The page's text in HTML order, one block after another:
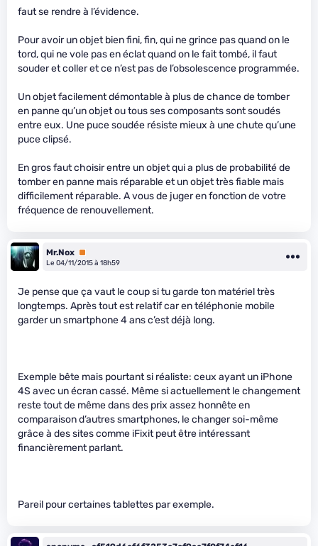
faut se rendre à l’évidence.
Pour avoir un objet bien fini, fin, qui ne grince pas quand on le
tord, qui ne vole pas en éclat quand on le fait tombé, il faut
souder et coller et ce n’est pas de l’obsolescence programmée.
Un objet facilement démontable à plus de chance de tomber
en panne qu’un objet ou tous ses composants sont soudés
entre eux. Une puce soudée résiste mieux à une chute qu’une
puce clipsé.
En gros faut choisir entre un objet qui a plus de probabilité de
tomber en panne mais réparable et un objet très fiable mais
difficilement réparable. A vous de juger en fonction de votre
fréquence de renouvellement.
Mr.Nox Premium
Le 04/11/2015 à 18h59
Je pense que ça vaut le coup si tu garde ton matériel très
longtemps. Après tout est relatif car en téléphonie mobile
garder un smartphone 4 ans c’est déjà long.
Exemple bête mais pourtant si réaliste: ceux ayant un iPhone
4S avec un écran cassé. Même si actuellement le changement
reste tout de même dans des prix assez honnête en
comparaison d’autres smartphones, le changer soi-même
grâce à des sites comme iFixit peut être intéressant
financièrement parlant.
Pareil pour certaines tablettes par exemple.